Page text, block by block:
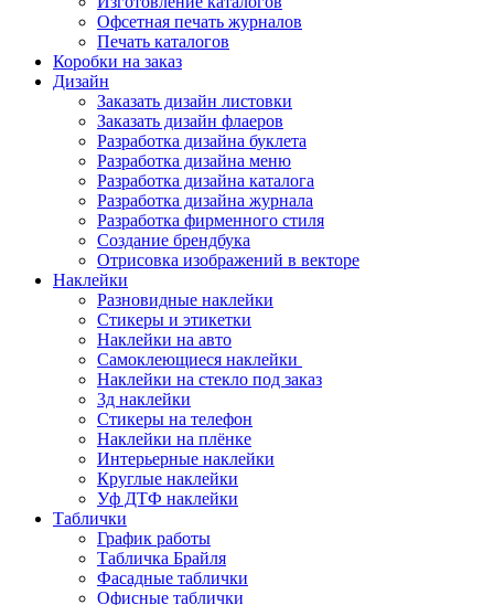
Офсетная печать журналов
Печать каталогов
Коробки на заказ
Дизайн
Заказать дизайн листовки
Заказать дизайн флаеров
Разработка дизайна буклета
Разработка дизайна меню
Разработка дизайна каталога
Разработка дизайна журнала
Разработка фирменного стиля
Создание брендбука
Отрисовка изображений в векторе
Наклейки
Разновидные наклейки
Стикеры и этикетки
Наклейки на авто
Самоклеющиеся наклейки
Наклейки на стекло под заказ
3д наклейки
Cтикеры на телефон
Наклейки на плёнке
Интерьерные наклейки
Круглые наклейки
Уф ДТФ наклейки
Таблички
График работы
Табличка Брайля
Фасадные таблички
Офисные таблички